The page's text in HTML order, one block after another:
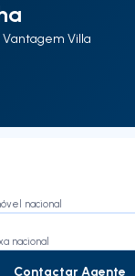
Vantagem Villa
nacional
nacional
Contactar Agente